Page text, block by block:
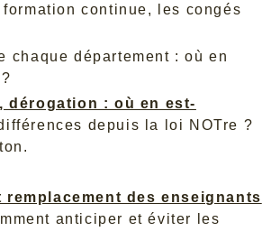
continue, les congés
chaque département : où en
dérogation : où en est-
depuis la loi NOTre ?
remplacement des enseignants
anticiper et éviter les